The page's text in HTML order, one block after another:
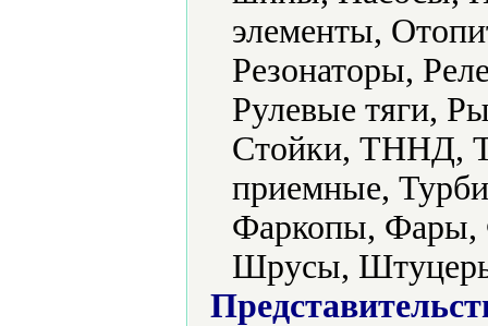
элементы,
Резонаторы,
Рулевые тяги,
Стойки, ТННД,
приемные,
Фаркопы,
Шрусы,